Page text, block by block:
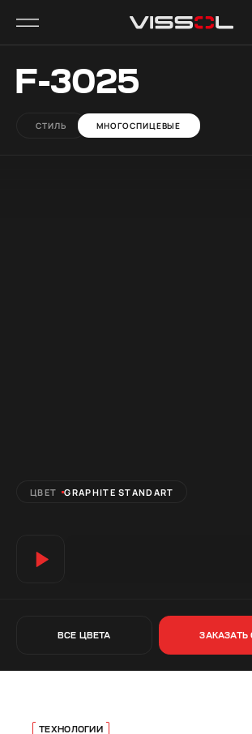
F-3025
СТИЛЬ МНОГОСПИЦЕВЫЕ
ВСЕ ЦВЕТА ЗАКАЗАТЬ
ЦВЕТ GRAPHITE STANDART
ТЕХНОЛОГИИ